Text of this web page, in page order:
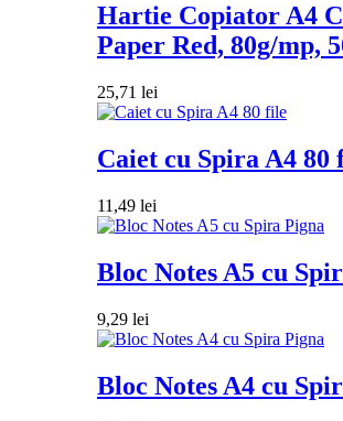
Hartie Copiator A4
Paper Red, 80g/mp,
25,71 lei
Caiet cu Spira A4 80
11,49 lei
Bloc Notes A5 cu
9,29 lei
Bloc Notes A4 cu